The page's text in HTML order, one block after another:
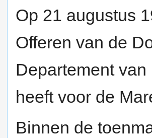
Op 21 augustus
Offeren van de
Departement
heeft voor de
Binnen de